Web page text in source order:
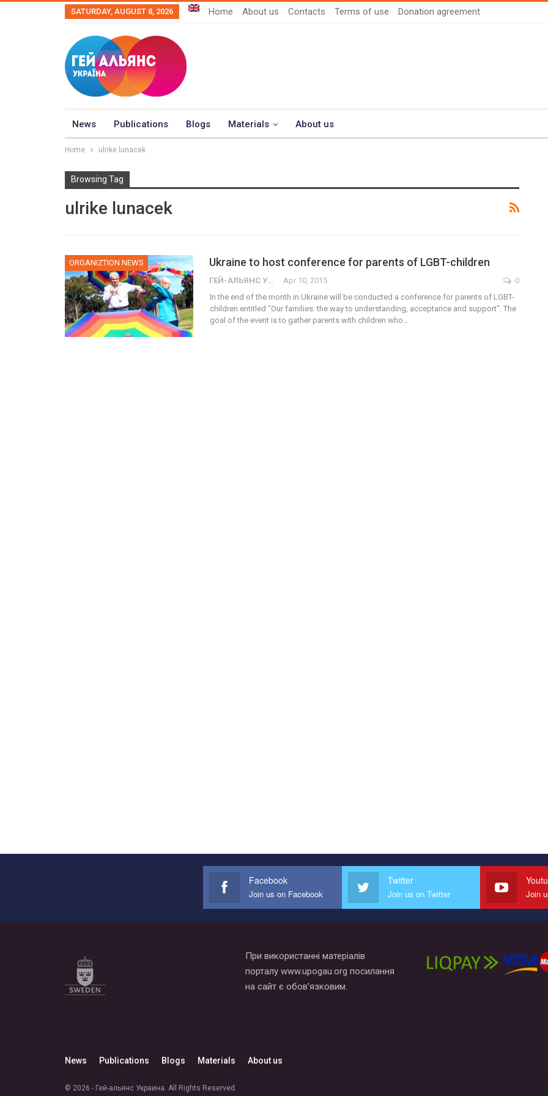
SATURDAY, AUGUST 8, 2026 Home About us Contacts Terms of use Donation agreement
News Publications Blogs Materials About us
Home ulrike lunacek
Browsing Tag
ulrike lunacek
ORGANIZTION NEWS Ukraine to host conference for parents of LGBT-children
ГЕЙ-АЛЬЯНС УКРАИНА Apr 10, 2015
0
In the end of the month in Ukraine will be conducted a conference for parents of LGBT-
children entitled "Our families: the way to understanding, acceptance and support". The
goal of the event is to gather parents with children who…
Facebook
Join us on Facebook
Twitter
Join us on Twitter Join
При використанні матеріалів
порталу www.upogau.org посилання
на сайт є обов’язковим.
News Publications Blogs Materials About us
© 2026 - Гей-альянс Украина. All Rights Reserved.